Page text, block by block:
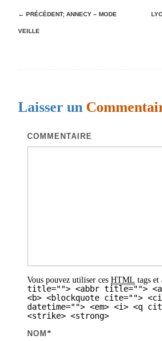
N
a
a
← PRÉCÉDENT; ANNECY – MODE
VEILLE
Laisser un
COMMENTAIRE
Vous pouvez utiliser ces HTML tags et
title=""> <abbr title="">
<b> <blockquote cite="">
datetime=""> <em> <i> <q
<strike> <strong>
NOM *